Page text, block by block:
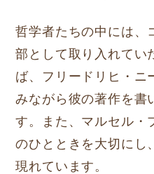
哲学者たちの中には、
部として取り入れてい
ば、フリードリヒ・ニ
みながら彼の著作を書
す。また、マルセル・
のひとときを大切にし
現れています。